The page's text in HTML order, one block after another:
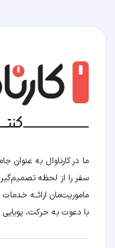
ما در کارناوال به عنوان
سفر را از لحظه‌
ماموریت‌مان اراﺋــﻪ
با دعوت به حرکت،